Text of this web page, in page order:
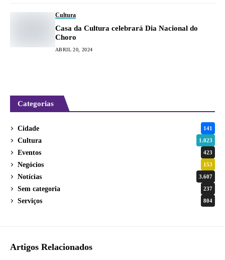
Cultura
Casa da Cultura celebrará Dia Nacional do
Choro
ABRIL 20, 2024
Categorias
Cidade 141
Cultura 1.023
Eventos 423
Negócios 153
Notícias 3.607
Sem categoria 237
Serviços 804
Artigos Relacionados